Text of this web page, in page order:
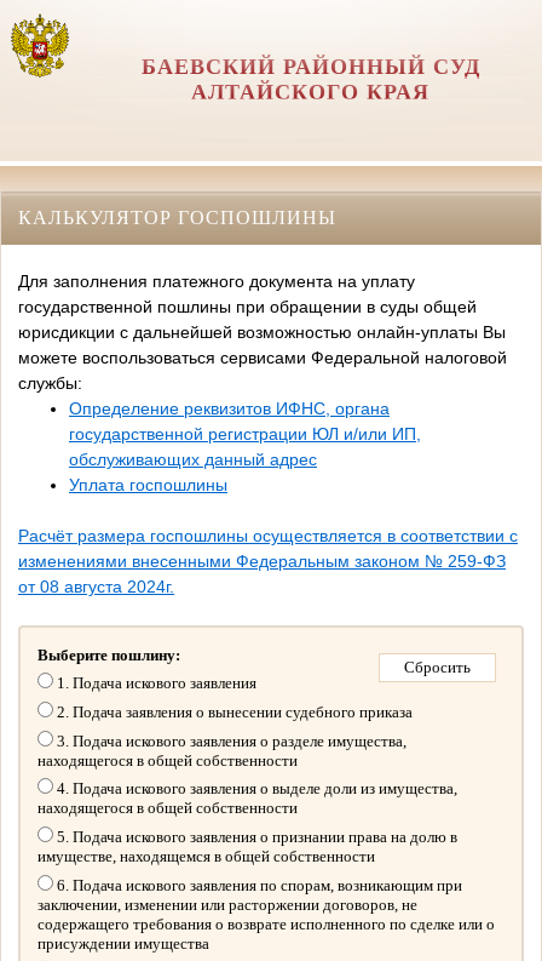
БАЕВСКИЙ РАЙОННЫЙ СУД
АЛТАЙСКОГО КРАЯ
КАЛЬКУЛЯТОР ГОСПОШЛИНЫ
Для заполнения платежного документа на уплату
государственной пошлины при обращении в суды общей
юрисдикции с дальнейшей возможностью онлайн-уплаты Вы
можете воспользоваться сервисами Федеральной налоговой
службы:
Определение реквизитов ИФНС, органа
государственной регистрации ЮЛ и/или ИП,
обслуживающих данный адрес
Уплата госпошлины
Расчёт размера госпошлины осуществляется в соответствии с
изменениями внесенными Федеральным законом № 259-ФЗ
от 08 августа 2024г.
Выберите пошлину:
1. Подача искового заявления
2. Подача заявления о вынесении судебного приказа
3. Подача искового заявления о разделе имущества,
находящегося в общей собственности
4. Подача искового заявления о выделе доли из имущества,
находящегося в общей собственности
5. Подача искового заявления о признании права на долю в
имуществе, находящемся в общей собственности
6. Подача искового заявления по спорам, возникающим при
заключении, изменении или расторжении договоров, не
содержащего требования о возврате исполненного по сделке или о
присуждении имущества